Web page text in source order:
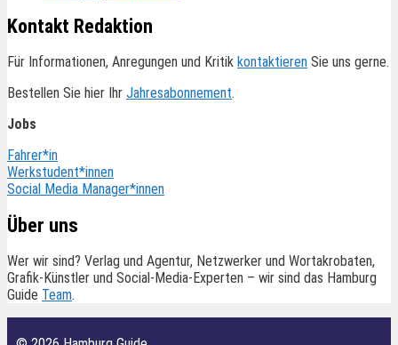
Kontakt Redaktion
Für Informationen, Anregungen und Kritik kontaktieren Sie uns gerne.
Bestellen Sie hier Ihr Jahresabonnement.
Jobs
Fahrer*in
Werkstudent*innen
Social Media Manager*innen
Über uns
Wer wir sind? Verlag und Agentur, Netzwerker und Wortakrobaten,
Grafik-Künstler und Social-Media-Experten – wir sind das Hamburg
Guide Team.